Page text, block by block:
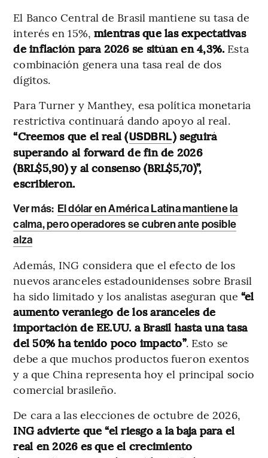
El Banco Central de Brasil mantiene su tasa de
interés en 15%, mientras que las expectativas
de inflación para 2026 se sitúan en 4,3%. Esta
combinación genera una tasa real de dos
dígitos.
Para Turner y Manthey, esa política monetaria
restrictiva continuará dando apoyo al real.
“Creemos que el real (USDBRL) seguirá
superando al forward de fin de 2026
(BRL$5,90) y al consenso (BRL$5,70)”,
escribieron.
Ver más: El dólar en América Latina mantiene la
calma, pero operadores se cubren ante posible
alza
Además, ING considera que el efecto de los
nuevos aranceles estadounidenses sobre Brasil
ha sido limitado y los analistas aseguran que “el
aumento veraniego de los aranceles de
importación de EE.UU. a Brasil hasta una tasa
del 50% ha tenido poco impacto”. Esto se
debe a que muchos productos fueron exentos
y a que China representa hoy el principal socio
comercial brasileño.
De cara a las elecciones de octubre de 2026,
ING advierte que “el riesgo a la baja para el
real en 2026 es que el crecimiento